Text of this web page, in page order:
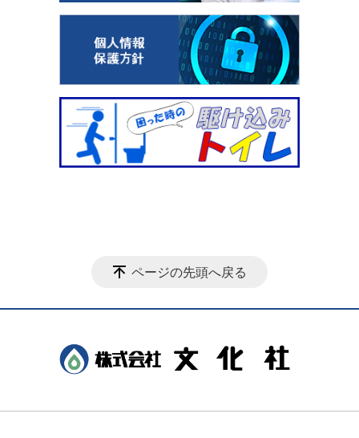
ページの先頭へ戻る